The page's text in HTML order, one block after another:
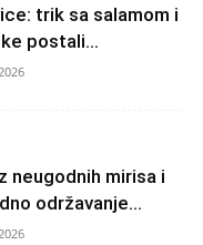
trik sa salamom i
postali...
neugodnih mirisa i
održavanje...